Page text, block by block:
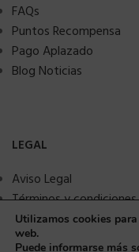
FAQs
Puntos Recompensa
Pago Aplazado
Blog Noticias
LEGAL
Aviso Legal
Términos y condiciones
Política de privacidad
Política de Cookies
Utilizamos cookies
web.
Puede informarse más